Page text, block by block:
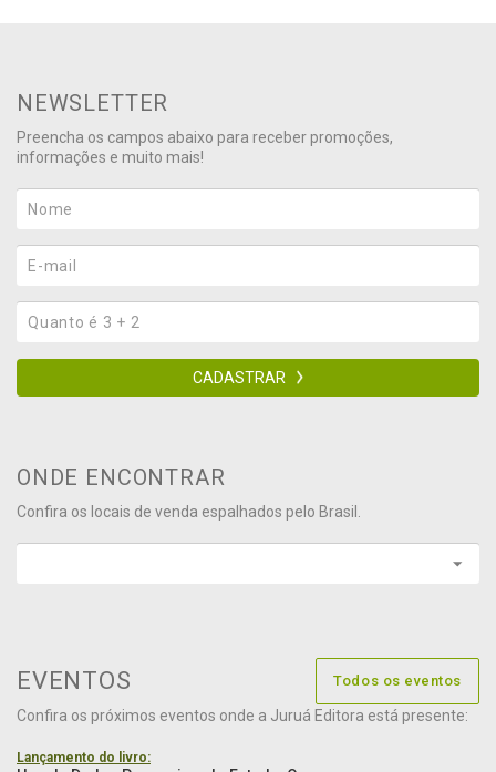
NEWSLETTER
Preencha os campos abaixo para receber promoções,
informações e muito mais!
CADASTRAR
ONDE ENCONTRAR
Confira os locais de venda espalhados pelo Brasil.
EVENTOS Todos os eventos
Confira os próximos eventos onde a Juruá Editora está presente:
Lançamento do livro: